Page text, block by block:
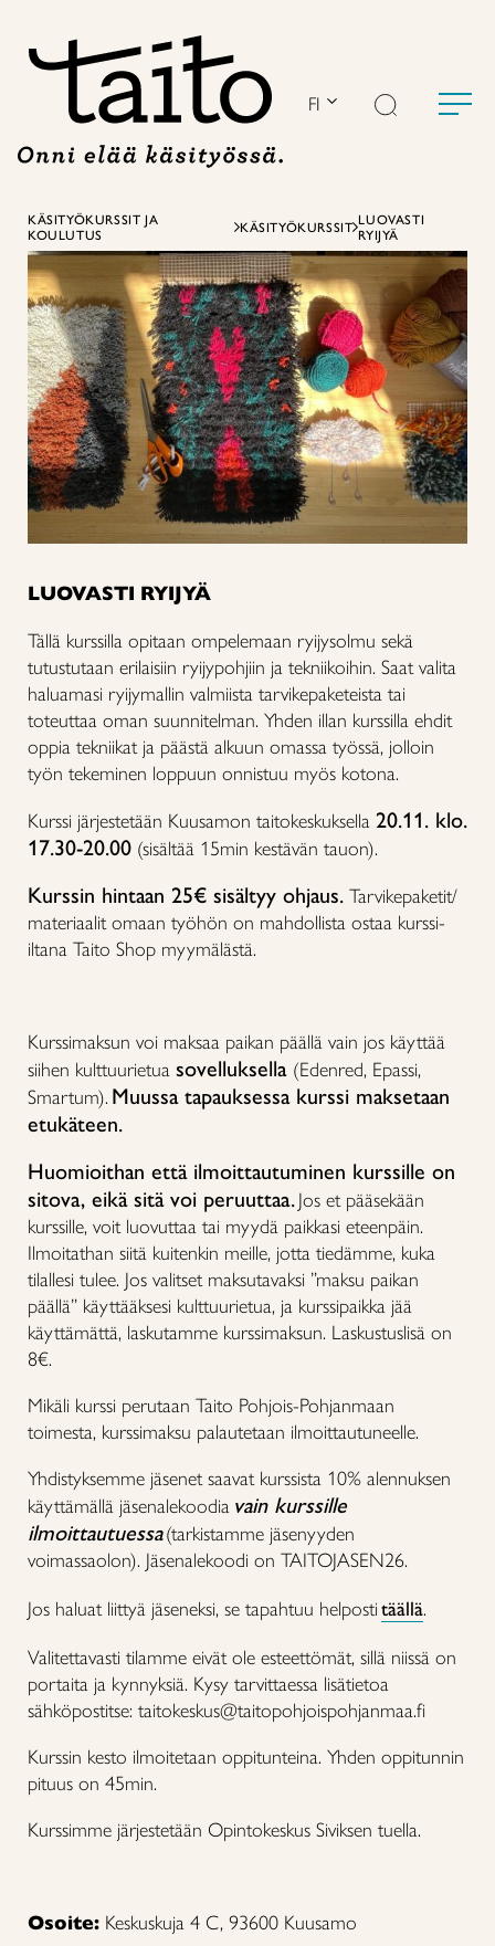
FI
KÄSITYÖKURSSIT JA
KOULUTUS
KÄSITYÖKURSSIT LUOVASTI
RYIJYÄ
LUOVASTI RYIJYÄ
Tällä kurssilla opitaan ompelemaan ryijysolmu sekä
tutustutaan erilaisiin ryijypohjiin ja tekniikoihin. Saat valita
haluamasi ryijymallin valmiista tarvikepaketeista tai
toteuttaa oman suunnitelman. Yhden illan kurssilla ehdit
oppia tekniikat ja päästä alkuun omassa työssä, jolloin
työn tekeminen loppuun onnistuu myös kotona.
Kurssi järjestetään Kuusamon taitokeskuksella 20.11. klo.
17.30-20.00 (sisältää 15min kestävän tauon).
Kurssin hintaan 25€ sisältyy ohjaus. Tarvikepaketit/
materiaalit omaan työhön on mahdollista ostaa kurssi-
iltana Taito Shop myymälästä.
Kurssimaksun voi maksaa paikan päällä vain jos käyttää
siihen kulttuurietua sovelluksella (Edenred, Epassi,
Smartum). Muussa tapauksessa kurssi maksetaan
etukäteen.
Huomioithan että ilmoittautuminen kurssille on
sitova, eikä sitä voi peruuttaa.Jos et pääsekään
kurssille, voit luovuttaa tai myydä paikkasi eteenpäin.
Ilmoitathan siitä kuitenkin meille, jotta tiedämme, kuka
tilallesi tulee. Jos valitset maksutavaksi ”maksu paikan
päällä” käyttääksesi kulttuurietua, ja kurssipaikka jää
käyttämättä, laskutamme kurssimaksun. Laskustuslisä on
8€.
Mikäli kurssi perutaan Taito Pohjois-Pohjanmaan
toimesta, kurssimaksu palautetaan ilmoittautuneelle.
Yhdistyksemme jäsenet saavat kurssista 10% alennuksen
käyttämällä jäsenalekoodia vain kurssille
ilmoittautuessa(tarkistamme jäsenyyden
voimassaolon). Jäsenalekoodi on TAITOJASEN26.
Jos haluat liittyä jäseneksi, se tapahtuu helpostitäällä.
Valitettavasti tilamme eivät ole esteettömät, sillä niissä on
portaita ja kynnyksiä. Kysy tarvittaessa lisätietoa
sähköpostitse: taitokeskus@taitopohjoispohjanmaa.fi
Kurssin kesto ilmoitetaan oppitunteina. Yhden oppitunnin
pituus on 45min.
Kurssimme järjestetään Opintokeskus Siviksen tuella.
Osoite: Keskuskuja 4 C, 93600 Kuusamo